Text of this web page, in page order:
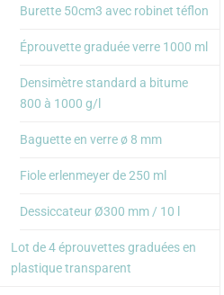
Burette 50cm3 avec robinet téflon
Éprouvette graduée verre 1000 ml
Densimètre standard a bitume
800 à 1000 g/l
Baguette en verre ø 8 mm
Fiole erlenmeyer de 250 ml
Dessiccateur Ø300 mm / 10 l
Lot de 4 éprouvettes graduées en
plastique transparent